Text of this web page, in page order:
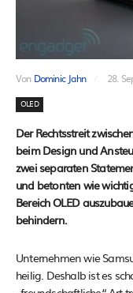
Von Dominic Jahn 28.
OLED
Der Rechtsstreit
beim Design und
zwei separaten
und betonten wie
Bereich OLED
behindern.
Unternehmen wie
heilig. Deshalb ist es